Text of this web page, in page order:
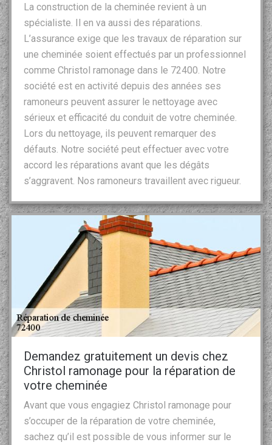
La construction de la cheminée revient à un
spécialiste. Il en va aussi des réparations.
L’assurance exige que les travaux de réparation sur
une cheminée soient effectués par un professionnel
comme Christol ramonage dans le 72400. Notre
société est en activité depuis des années ses
ramoneurs peuvent assurer le nettoyage avec
sérieux et efficacité du conduit de votre cheminée.
Lors du nettoyage, ils peuvent remarquer des
défauts. Notre société peut effectuer avec votre
accord les réparations avant que les dégâts
s’aggravent. Nos ramoneurs travaillent avec rigueur.
Demandez gratuitement un devis chez
Christol ramonage pour la réparation de
votre cheminée
Avant que vous engagiez Christol ramonage pour
s’occuper de la réparation de votre cheminée,
sachez qu’il est possible de vous informer sur le